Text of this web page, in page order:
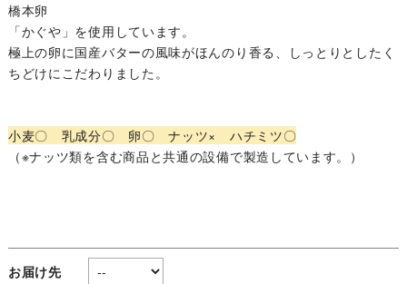
橋本卵
「かぐや」を使用しています。
極上の卵に国産バターの風味がほんのり香る、しっとりとしたく
ちどけにこだわりました。
小麦〇 乳成分〇 卵〇 ナッツ× ハチミツ〇
（※ナッツ類を含む商品と共通の設備で製造しています。）
お届け先